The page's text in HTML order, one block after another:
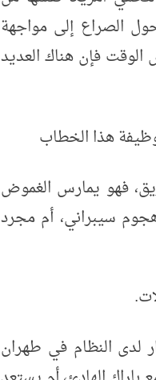
الصراع إلى مواجهة
فإن هناك العديد
هذا الخطاب
فهو يمارس الغموض
هجوم سيبراني، أم مجرد
لدى النظام في طهران